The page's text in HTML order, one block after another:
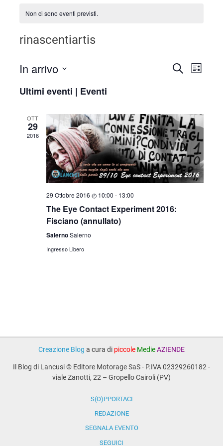
Non ci sono eventi previsti.
rinascentiartis
Eventi
viste
CERCA
LISTA
In arrivo
la
Ultimi eventi | Eventi
OTT
29
2016
29 Ottobre 2016 ◴ 10:00 - 13:00
The Eye Contact Experiment 2016:
Fisciano (annullato)
SalernoSalerno
Ingresso Libero
Creazione Blog a cura di piccole MedieAZIENDE
Il Blog di Lancusi © Editore Motorage SaS - P.IVA 02329260182 -
viale Zanotti, 22 – Gropello Cairoli (PV)
S(O)PPORTACI
REDAZIONE
SEGNALA EVENTO
SEGUICI